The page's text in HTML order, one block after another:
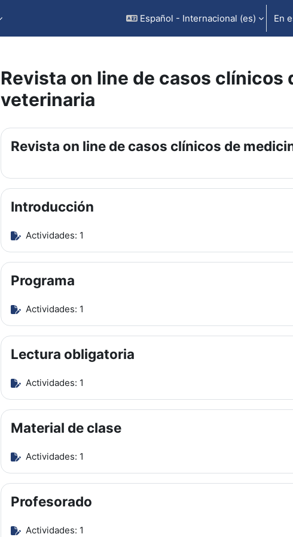
Español - Internacional ‎(es)‎ En
Revista on line de casos clínicos
veterinaria
Perfilado de sección
Revista on line de casos clínicos de
Introducción
Actividades: 1
Programa
Actividades: 1
Lectura obligatoria
Actividades: 1
Material de clase
Actividades: 1
Profesorado
Actividades: 1